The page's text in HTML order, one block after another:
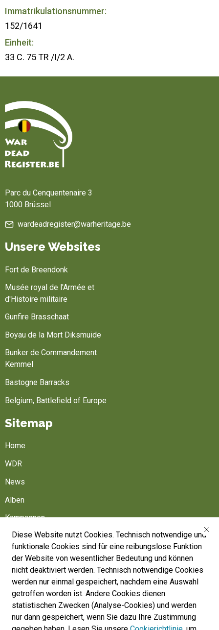
Diese Website nutzt Cookies. Technisch notwendige und
funktionale Cookies sind für eine reibungslose Funktion
der Website von wesentlicher Bedeutung und können
nicht deaktiviert werden. Technisch notwendige Cookies
werden nur einmal gespeichert, nachdem eine Auswahl
getroffen worden ist. Andere Cookies dienen
statistischen Zwecken (Analyse-Cookies) und werden
nur dann gespeichert, wenn Sie dazu Ihre Zustimmung
Immatrikulationsnummer:
152/1641
Einheit:
33 C. 75 TR /I/2 A.
Parc du Cenquentenaire 3
1000 Brüssel
wardeadregister@warheritage.be
Unsere Websites
Fort de Breendonk
Musée royal de l'Armée et
d'Histoire militaire
Gunfire Brasschaat
Boyau de la Mort Diksmuide
Bunker de Commandement
Kemmel
Bastogne Barracks
Belgium, Battlefield of Europe
Sitemap
Home
WDR
News
Alben
Kampagnen
Friedhöfe
Belgische Armee
Machen Sie mit
Folgen Sie uns
War Heritage Institute